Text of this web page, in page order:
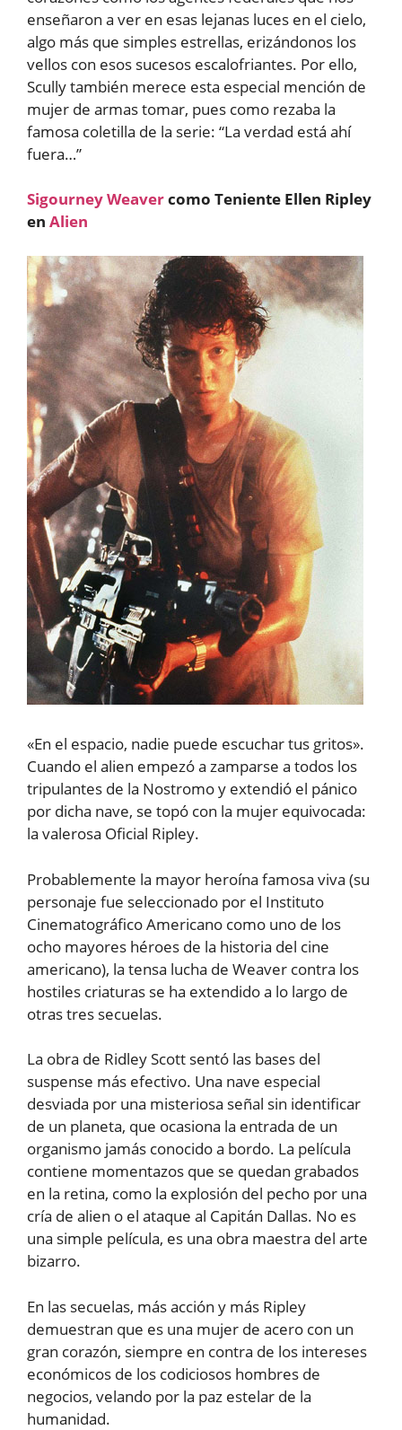
enseñaron a ver en esas lejanas luces en el cielo,
algo más que simples estrellas, erizándonos los
vellos con esos sucesos escalofriantes. Por ello,
Scully también merece esta especial mención de
mujer de armas tomar, pues como rezaba la
famosa coletilla de la serie: “La verdad está ahí
fuera…”
Sigourney Weavercomo Teniente Ellen Ripley
en Alien
«En el espacio, nadie puede escuchar tus gritos».
Cuando el alien empezó a zamparse a todos los
tripulantes de la Nostromo y extendió el pánico
por dicha nave, se topó con la mujer equivocada:
la valerosa Oficial Ripley.
Probablemente la mayor heroína famosa viva (su
personaje fue seleccionado por el Instituto
Cinematográfico Americano como uno de los
ocho mayores héroes de la historia del cine
americano), la tensa lucha de Weaver contra los
hostiles criaturas se ha extendido a lo largo de
otras tres secuelas.
La obra de Ridley Scott sentó las bases del
suspense más efectivo. Una nave especial
desviada por una misteriosa señal sin identificar
de un planeta, que ocasiona la entrada de un
organismo jamás conocido a bordo. La película
contiene momentazos que se quedan grabados
en la retina, como la explosión del pecho por una
cría de alien o el ataque al Capitán Dallas. No es
una simple película, es una obra maestra del arte
bizarro.
En las secuelas, más acción y más Ripley
demuestran que es una mujer de acero con un
gran corazón, siempre en contra de los intereses
económicos de los codiciosos hombres de
negocios, velando por la paz estelar de la
humanidad.